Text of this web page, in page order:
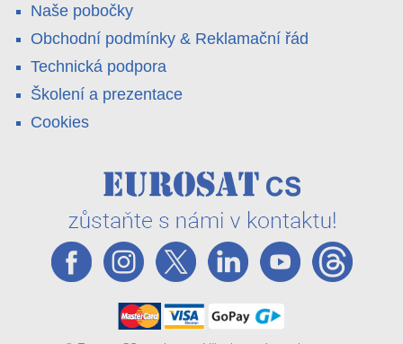
Naše pobočky
Obchodní podmínky & Reklamační řád
Technická podpora
Školení a prezentace
Cookies